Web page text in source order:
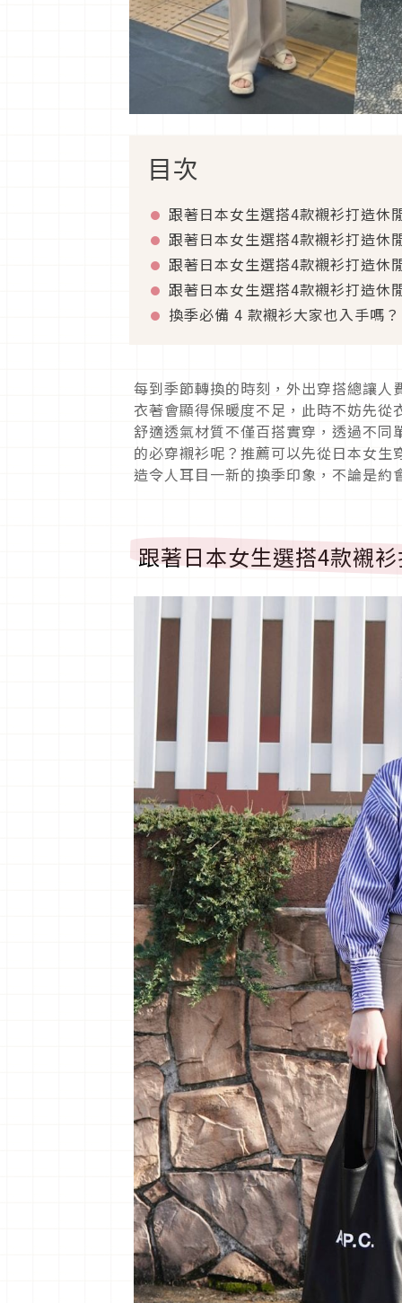
目次
跟著日本女生選搭4款襯衫打造休
跟著日本女生選搭4款襯衫打造休
跟著日本女生選搭4款襯衫打造休
跟著日本女生選搭4款襯衫打造休
換季必備 4 款襯衫大家也入手嗎？
每到季節轉換的時刻，外出穿搭總讓
衣著會顯得保暖度不足，此時不妨先
舒適透氣材質不僅百搭實穿，透過不
的必穿襯衫呢？推薦可以先從日本女
造令人耳目一新的換季印象，不論是約
跟著日本女生選搭4款襯